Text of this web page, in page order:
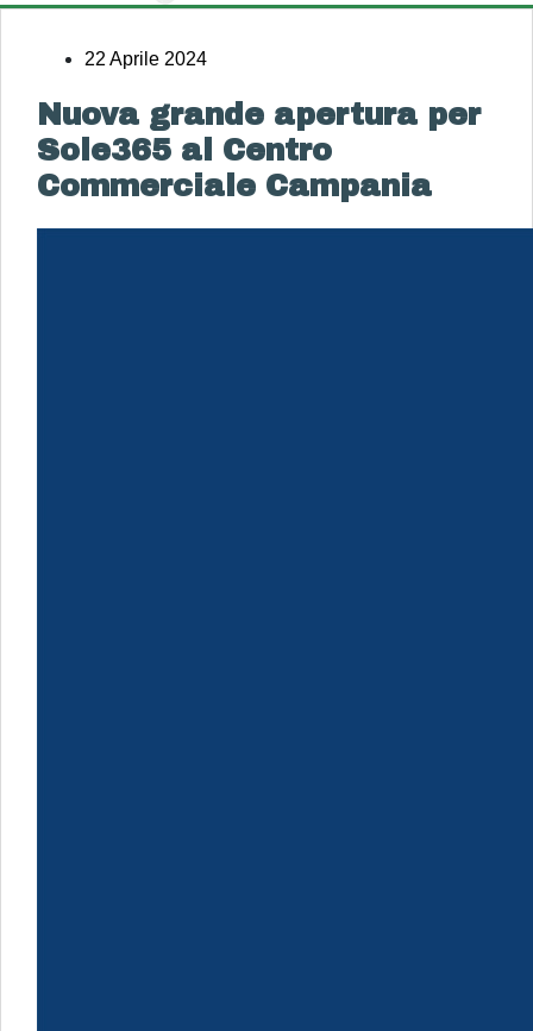
22 Aprile 2024
Nuova grande apertura per
Sole365 al Centro
Commerciale Campania